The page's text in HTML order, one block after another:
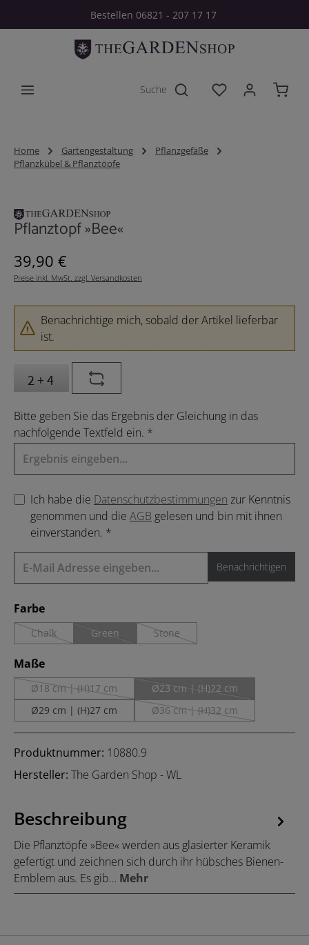
Zum Hauptinhalt springenBestellen 06821 - 207 17 17
Du hast 0
Home Gartengestaltung
Pflanzgefäße
Pflanzkübel & Pflanztöpfe
Pflanztopf »Bee«
Regulärer Preis:
39,90 €
Preise inkl. MwSt. zzgl. Versandkosten
Benachrichtige mich, sobald der Artikel lieferbar
ist.
Bitte geben Sie das Ergebnis der Gleichung in das
nachfolgende Textfeld ein. *
Ich habe die Datenschutzbestimmungen zur Kenntnis
genommen und die AGB gelesen und bin mit ihnen
einverstanden. *
Benachrichtigen
Farbeauswählen
Chalk
(Diese Option ist zurzeit nicht verfügbar.)
Green
(Diese Option ist zurzeit nicht verfügbar.)
Stone
(Diese Option ist zurzeit nicht
Maßeauswählen
Ø18 cm | (H)17 cm
(Diese Option ist zurzeit nicht verfügbar.)
Ø23 cm | (H)22 cm
(Diese Option ist zurzeit
Ø29 cm | (H)27 cm Ø36 cm | (H)32 cm
(Diese Option ist zurzeit
Produktnummer: 10880.9
Hersteller: The Garden Shop - WL
Beschreibung
Die Pflanztöpfe »Bee« werden aus glasierter Keramik
gefertigt und zeichnen sich durch ihr hübsches Bienen-
Emblem aus. Es gib… Mehr